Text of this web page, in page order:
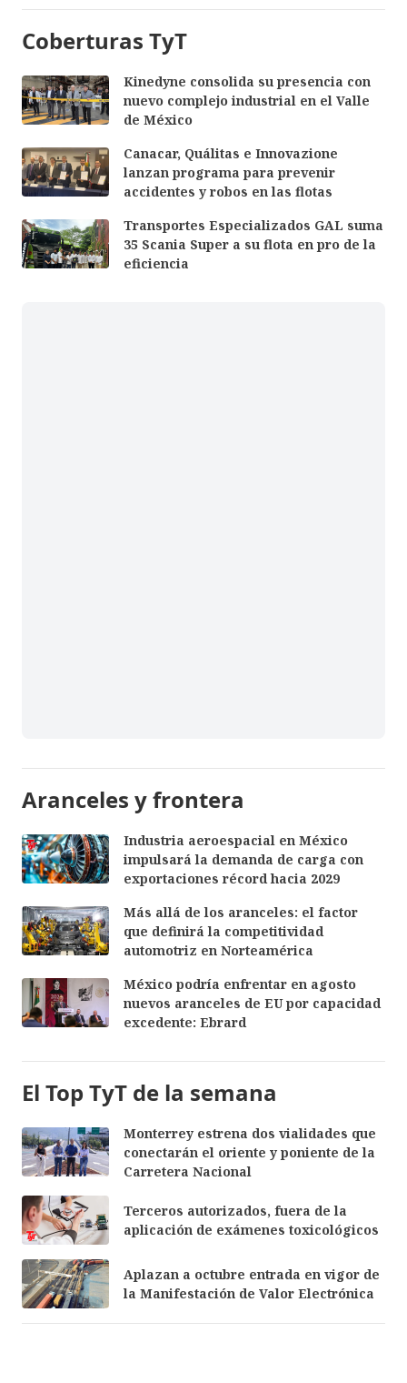
Coberturas TyT
Kinedyne consolida su presencia con
nuevo complejo industrial en el Valle
de México
Canacar, Quálitas e Innovazione
lanzan programa para prevenir
accidentes y robos en las flotas
Transportes Especializados GAL suma
35 Scania Super a su flota en pro de la
eficiencia
Aranceles y frontera
Industria aeroespacial en México
impulsará la demanda de carga con
exportaciones récord hacia 2029
Más allá de los aranceles: el factor
que definirá la competitividad
automotriz en Norteamérica
México podría enfrentar en agosto
nuevos aranceles de EU por capacidad
excedente: Ebrard
El Top TyT de la semana
Monterrey estrena dos vialidades que
conectarán el oriente y poniente de la
Carretera Nacional
Terceros autorizados, fuera de la
aplicación de exámenes toxicológicos
Aplazan a octubre entrada en vigor de
la Manifestación de Valor Electrónica